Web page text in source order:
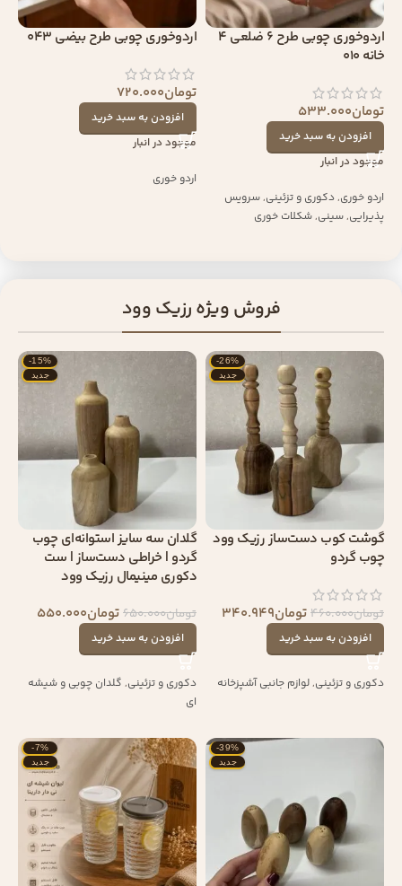
اردوخوری چوبی طرح 6 ضلعی 4
خانه 010
تومان533.000
افزودن به سبد خرید
موجود در انبار
اردو خوری,دکوری و تزئینی,سرویس
پذیرایی,سینی,شکلات خوری
اردوخوری چوبی طرح بیضی 043
تومان720.000
افزودن به سبد خرید
موجود در انبار
اردو خوری
فروش ویژه رزیک وود
-26%
جدید
گوشت کوب دست‌ساز رزیک وود
چوب گردو
تومان460.000تومان340.949
افزودن به سبد خرید
دکوری و تزئینی,لوازم جانبی آشپزخانه
-15%
جدید
گلدان سه‌ سایز استوانه‌ای چوب
گردو | خراطی دست‌ساز | ست
دکوری مینیمال رزیک وود
تومان650.000تومان550.000
افزودن به سبد خرید
دکوری و تزئینی, گلدان چوبی و شیشه
ای
-39%
جدید
-7%
جدید